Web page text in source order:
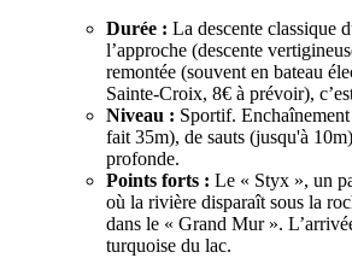
Durée : La descente classique
l’approche (descente
remontée (souvent en bateau
Sainte-Croix, 8€ à prévoir),
Niveau : Sportif.
fait 35m), de sauts (jusqu'à
profonde.
Points forts : Le « Styx », un
où la rivière disparaît sous la
dans le « Grand Mur ».
turquoise du lac.